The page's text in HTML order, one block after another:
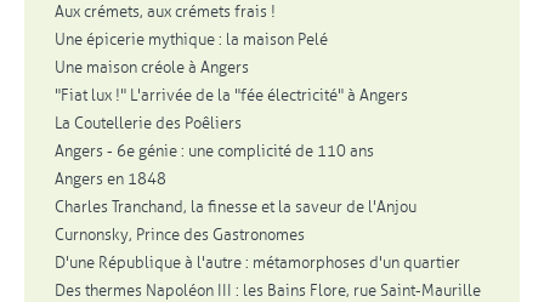
Aux crémets, aux crémets frais !
Une épicerie mythique : la maison Pelé
Une maison créole à Angers
"Fiat lux !" L'arrivée de la "fée électricité" à Angers
La Coutellerie des Poêliers
Angers - 6e génie : une complicité de 110 ans
Angers en 1848
Charles Tranchand, la finesse et la saveur de l'Anjou
Curnonsky, Prince des Gastronomes
D'une République à l'autre : métamorphoses d'un quartier
Des thermes Napoléon III : les Bains Flore, rue Saint-Maurille